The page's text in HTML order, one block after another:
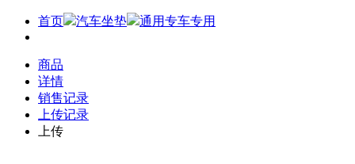
首页 汽车坐垫 通用专车专用
商品
详情
销售记录
上传记录
上传